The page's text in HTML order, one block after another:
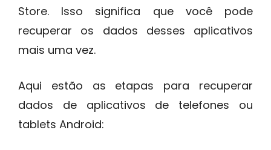
Store. Isso significa que você pode
recuperar os dados desses aplicativos
mais uma vez.
Aqui estão as etapas para recuperar
dados de aplicativos de telefones ou
tablets Android: